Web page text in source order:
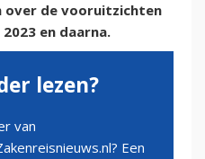
de vooruitzichten
en daarna.
lezen?
van
Een